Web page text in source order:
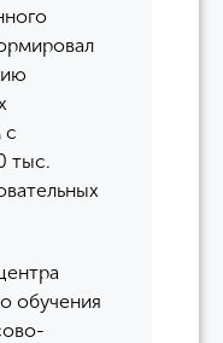
с
тыс.
обучения